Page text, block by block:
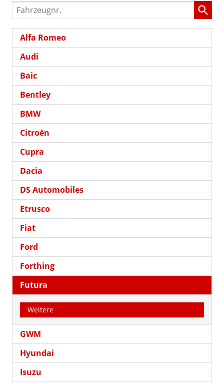
Fahrzeugnr.
Alfa Romeo
Audi
Baic
Bentley
BMW
Citroën
Cupra
Dacia
DS Automobiles
Etrusco
Fiat
Ford
Forthing
Futura
Weitere
GWM
Hyundai
Isuzu